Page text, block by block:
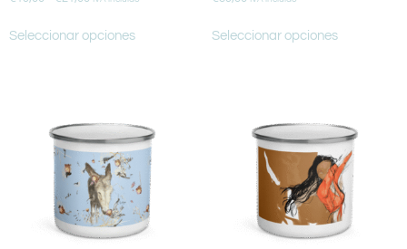
Seleccionar opciones Seleccionar opciones